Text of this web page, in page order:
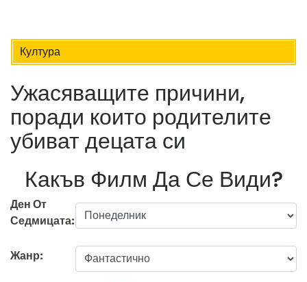
Култура
Ужасяващите причини,
поради които родителите
убиват децата си
Какъв Филм Да Се Види?
Ден От
Седмицата:
Жанр: